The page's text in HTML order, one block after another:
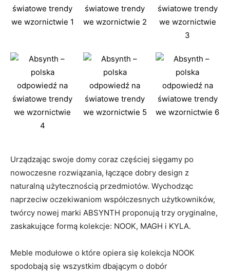
Urządzając swoje domy coraz częściej sięgamy po
nowoczesne rozwiązania, łączące dobry design z
naturalną użytecznością przedmiotów. Wychodząc
naprzeciw oczekiwaniom współczesnych użytkowników,
twórcy nowej marki ABSYNTH proponują trzy oryginalne,
zaskakujące formą kolekcje: NOOK, MAGH i KYLA.
Meble modułowe o które opiera się kolekcja NOOK
spodobają się wszystkim dbającym o dobór